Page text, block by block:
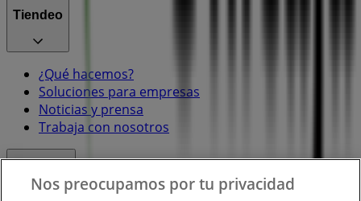
Tiendeo
¿Qué hacemos?
Soluciones para empresas
Noticias y prensa
Trabaja con nosotros
Nos preocupamos por tu privacidad